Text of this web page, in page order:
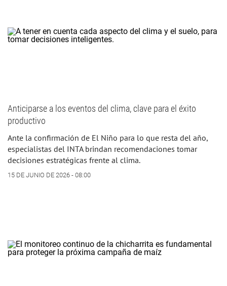
Anticiparse a los eventos del clima, clave para el éxito
productivo
Ante la confirmación de El Niño para lo que resta del año,
especialistas del INTA brindan recomendaciones tomar
decisiones estratégicas frente al clima.
15 DE JUNIO DE 2026 - 08:00